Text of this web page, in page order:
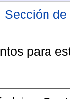
Sección de
para